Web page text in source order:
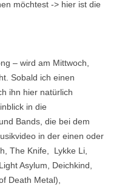
möchtest -> hier ist die
– wird am Mittwoch,
Sobald ich einen
ihn hier natürlich
in die
Bands, die bei dem
in der einen oder
The Knife, Lykke Li,
Asylum, Deichkind,
Death Metal),